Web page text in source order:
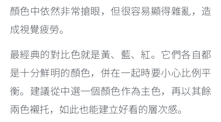
顏色中依然非常搶眼，但很容易顯得雜亂，造
成視覺疲勞。
最經典的對比色就是黃、藍、紅。它們各自都
是十分鮮明的顏色，併在一起時要小心比例平
衡。建議從中選一個顏色作為主色，再以其餘
兩色襯托，如此也能建立好看的層次感。